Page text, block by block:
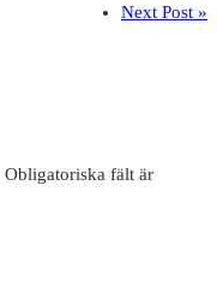
Next Post »
Obligatoriska fält är